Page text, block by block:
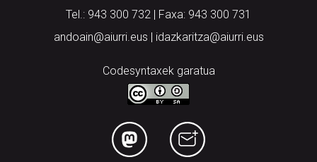
Tel.: 943 300 732 | Faxa: 943 300 731
andoain@aiurri.eus | idazkaritza@aiurri.eus
Codesyntaxek garatua